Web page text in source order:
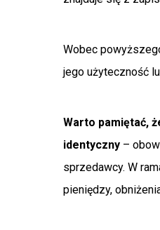
Wobec
jego użyteczność
Warto pamiętać,
identyczny –
sprzedawcy. W
pieniędzy,